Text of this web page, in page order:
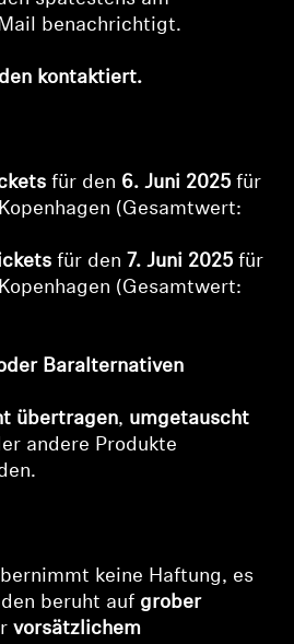
benachrichtigt.
kontaktiert.
für den 6. Juni 2025 für
(Gesamtwert:
für den 7. Juni 2025 für
(Gesamtwert:
Baralternativen
übertragen, umgetauscht
andere Produkte
keine Haftung, es
beruht auf grober
vorsätzlichem
Ihrem Konto an, um
Artikel anzuzeigen.
Login